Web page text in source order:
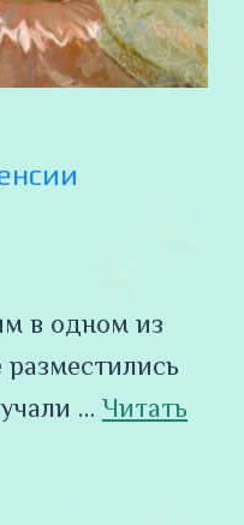
в одном из
разместились
… Читать